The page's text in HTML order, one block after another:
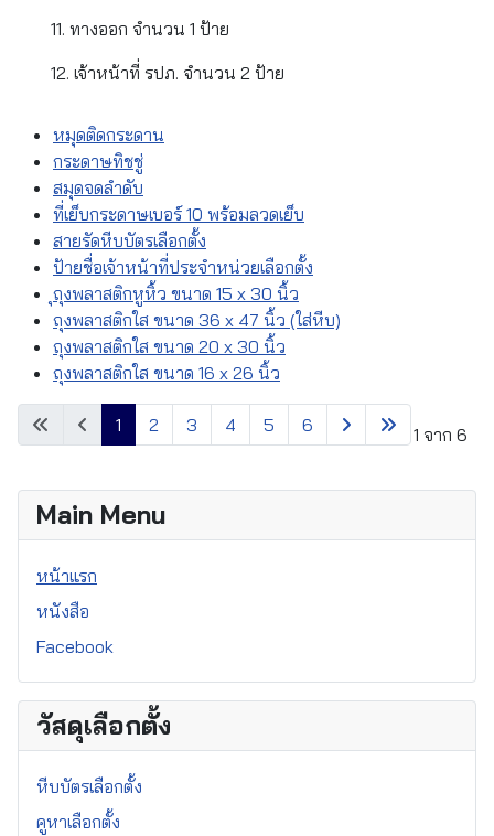
11. ทางออก จำนวน 1 ป้าย
12. เจ้าหน้าที่ รปภ. จำนวน 2 ป้าย
หมุดติดกระดาน
กระดาษทิชชู่
สมุดจดลำดับ
ที่เย็บกระดาษเบอร์ 10 พร้อมลวดเย็บ
สายรัดหีบบัตรเลือกตั้ง
ป้ายชื่อเจ้าหน้าที่ประจำหน่วยเลือกตั้ง
ุถุงพลาสติกหูหิ้ว ขนาด 15 x 30 นิ้ว
ถุงพลาสติกใส ขนาด 36 x 47 นิ้ว (ใส่หีบ)
ถุงพลาสติกใส ขนาด 20 x 30 นิ้ว
ถุงพลาสติกใส ขนาด 16 x 26 นิ้ว
หน้า 1 จาก 6
1 2 3 4 5 6
Main Menu
หน้าแรก
หนังสือ
Facebook
วัสดุเลือกตั้ง
หีบบัตรเลือกตั้ง
คูหาเลือกตั้ง